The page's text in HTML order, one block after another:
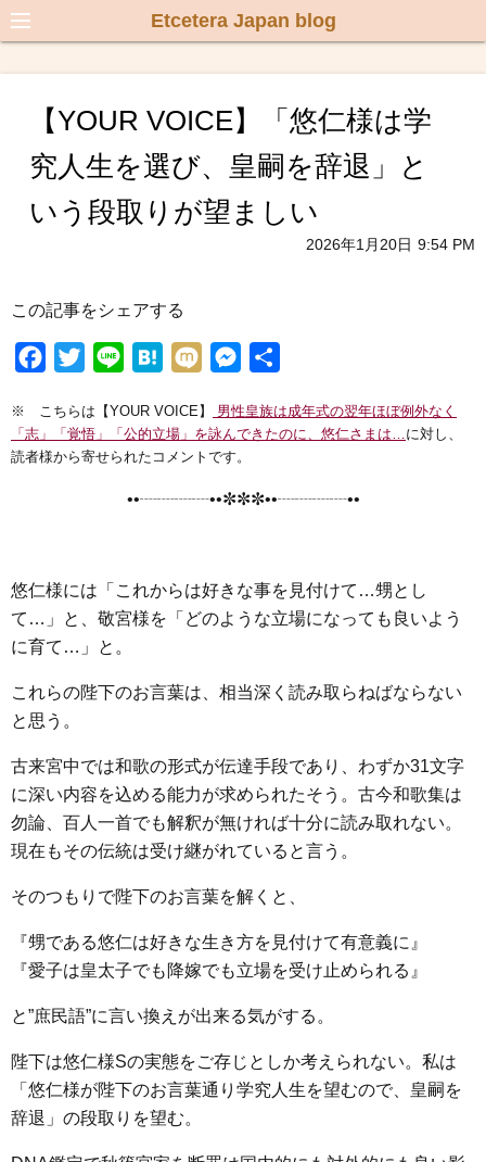
Etcetera Japan blog
【YOUR VOICE】「悠仁様は学
究人生を選び、皇嗣を辞退」と
いう段取りが望ましい
2026年1月20日 9:54 PM
この記事をシェアする
c
e
i
t
n
e
H
t
M
x
s
n
r
※ こちらは【YOUR VOICE】
男性皇族は成年式の翌年ほぼ例外なく
「志」「覚悟」「公的立場」を詠んできたのに、悠仁さまは…に対し、
読者様から寄せられたコメントです。
••┈┈┈┈••✼✼✼••┈┈┈┈••
悠仁様には「これからは好きな事を見付けて…甥とし
て…」と、敬宮様を「どのような立場になっても良いよう
に育て…」と。
これらの陛下のお言葉は、相当深く読み取らねばならない
と思う。
古来宮中では和歌の形式が伝達手段であり、わずか31文字
に深い内容を込める能力が求められたそう。古今和歌集は
勿論、百人一首でも解釈が無ければ十分に読み取れない。
現在もその伝統は受け継がれていると言う。
そのつもりで陛下のお言葉を解くと、
『甥である悠仁は好きな生き方を見付けて有意義に』
『愛子は皇太子でも降嫁でも立場を受け止められる』
と”庶民語”に言い換えが出来る気がする。
陛下は悠仁様Sの実態をご存じとしか考えられない。私は
「悠仁様が陛下のお言葉通り学究人生を望むので、皇嗣を
辞退」の段取りを望む。